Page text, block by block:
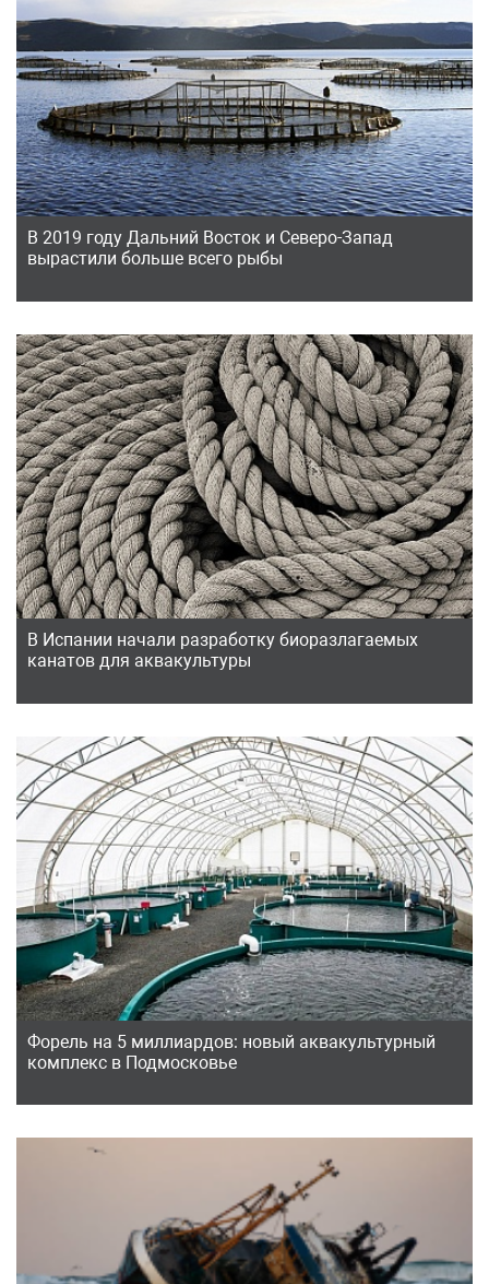
В 2019 году Дальний Восток и Северо-Запад
вырастили больше всего рыбы
В Испании начали разработку биоразлагаемых
канатов для аквакультуры
Форель на 5 миллиардов: новый аквакультурный
комплекс в Подмосковье